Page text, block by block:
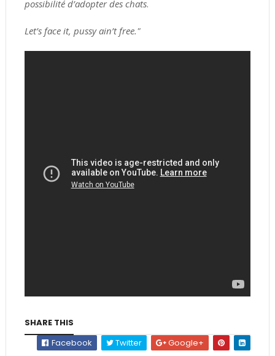
possibilité d’adopter des chats.
Let’s face it, pussy ain’t free."
SHARE THIS
Facebook
Twitter Google+